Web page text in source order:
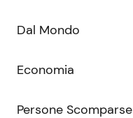
Dal Mondo
Economia
Persone Scomparse